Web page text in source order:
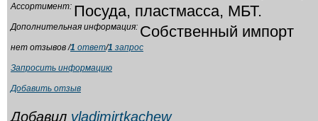
Ассортимент: Посуда, пластмасса, МБТ.
Дополнительная информация: Собственный импорт
нет отзывов /1 ответ/1 запрос
Запросить информацию
Добавить отзыв
Добавил vladimirtkachew